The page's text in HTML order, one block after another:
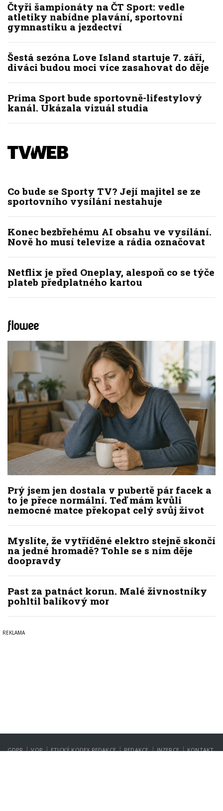
Čtyři šampionáty na ČT Sport: vedle
atletiky nabídne plavání, sportovní
gymnastiku a jezdectví
Šestá sezóna Love Island startuje 7. září,
diváci budou moci více zasahovat do děje
Prima Sport bude sportovně-lifestylový
kanál. Ukázala vizuál studia
Co bude se Sporty TV? Její majitel se ze
sportovního vysílání nestahuje
Konec bezbřehému AI obsahu ve vysílání.
Nově ho musí televize a rádia označovat
Netflix je před Oneplay, alespoň co se týče
plateb předplatného kartou
Prý jsem jen dostala v pubertě pár facek a
to je přece normální. Teď mám kvůli
nemocné matce překopat celý svůj život
Myslíte, že vytříděné elektro stejně skončí
na jedné hromadě? Tohle se s ním děje
doopravdy
Past za patnáct korun. Malé živnostníky
pohltil balíkový mor
GDPR | VOP | ETICKÝ KODEX REDAKCE | REDAKCE | INZERCE | KONTAKT